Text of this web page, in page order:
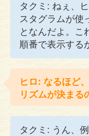
タクミ: ねぇ、
スタグラムが使
となんだよ。こ
順番で表示する
ヒロ: なるほど
リズムが決まる
タクミ: うん、